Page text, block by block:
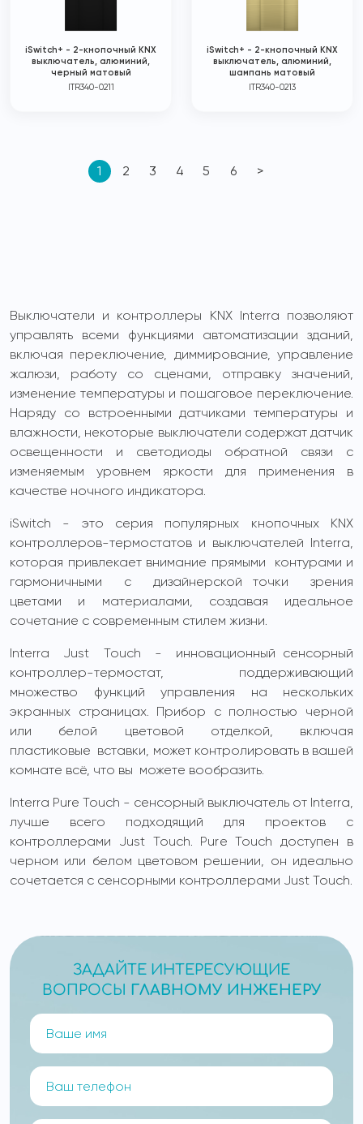
iSwitch+ - 2-кнопочный KNX
выключатель, алюминий,
черный матовый
ITR340-0211
iSwitch+ - 2-кнопочный KNX
выключатель, алюминий,
шампань матовый
ITR340-0213
1 2 3 4 5 6 >
Выключатели и контроллеры KNX Interra позволяют
управлять всеми функциями автоматизации зданий,
включая переключение, диммирование, управление
жалюзи, работу со сценами, отправку значений,
изменение температуры и пошаговое переключение.
Наряду со встроенными датчиками температуры и
влажности, некоторые выключатели содержат датчик
освещенности и светодиоды обратной связи с
изменяемым уровнем яркости для применения в
качестве ночного индикатора.
iSwitch - это серия популярных кнопочных KNX
контроллеров-термостатов и выключателей Interra,
которая привлекает внимание прямыми контурами и
гармоничными с дизайнерской точки зрения
цветами и материалами, создавая идеальное
сочетание с современным стилем жизни.
Interra Just Touch - инновационный сенсорный
контроллер-термостат, поддерживающий
множество функций управления на нескольких
экранных страницах. Прибор с полностью черной
или белой цветовой отделкой, включая
пластиковые вставки, может контролировать в вашей
комнате всё, что вы можете вообразить.
Interra Pure Touch - сенсорный выключатель от Interra,
лучше всего подходящий для проектов с
контроллерами Just Touch. Pure Touch доступен в
черном или белом цветовом решении, он идеально
сочетается с сенсорными контроллерами Just Touch.
ЗАДАЙТЕ ИНТЕРЕСУЮЩИЕ
ВОПРОСЫ ГЛАВНОМУ ИНЖЕНЕРУ